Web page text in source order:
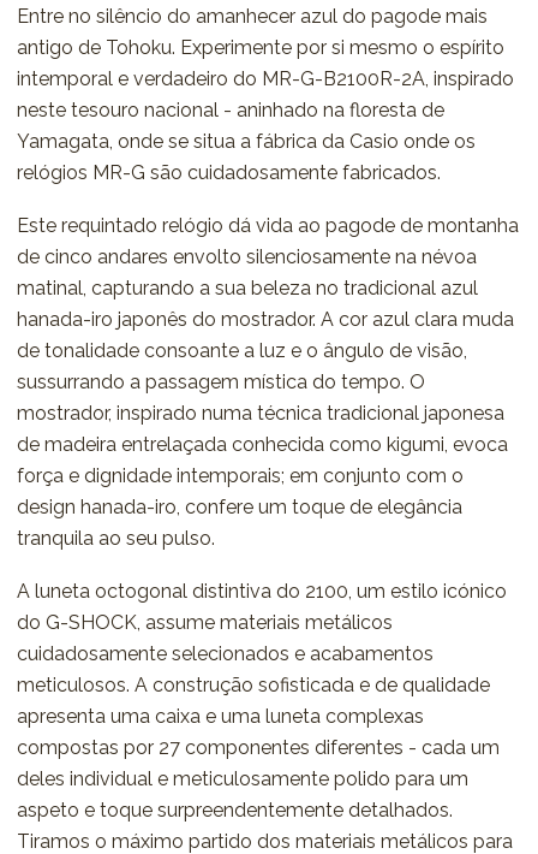
Entre no silêncio do amanhecer azul do pagode mais
antigo de Tohoku. Experimente por si mesmo o espírito
intemporal e verdadeiro do MR-G-B2100R-2A, inspirado
neste tesouro nacional - aninhado na floresta de
Yamagata, onde se situa a fábrica da Casio onde os
relógios MR-G são cuidadosamente fabricados.
Este requintado relógio dá vida ao pagode de montanha
de cinco andares envolto silenciosamente na névoa
matinal, capturando a sua beleza no tradicional azul
hanada-iro japonês do mostrador. A cor azul clara muda
de tonalidade consoante a luz e o ângulo de visão,
sussurrando a passagem mística do tempo. O
mostrador, inspirado numa técnica tradicional japonesa
de madeira entrelaçada conhecida como kigumi, evoca
força e dignidade intemporais; em conjunto com o
design hanada-iro, confere um toque de elegância
tranquila ao seu pulso.
A luneta octogonal distintiva do 2100, um estilo icónico
do G-SHOCK, assume materiais metálicos
cuidadosamente selecionados e acabamentos
meticulosos. A construção sofisticada e de qualidade
apresenta uma caixa e uma luneta complexas
compostas por 27 componentes diferentes - cada um
deles individual e meticulosamente polido para um
aspeto e toque surpreendentemente detalhados.
Tiramos o máximo partido dos materiais metálicos para